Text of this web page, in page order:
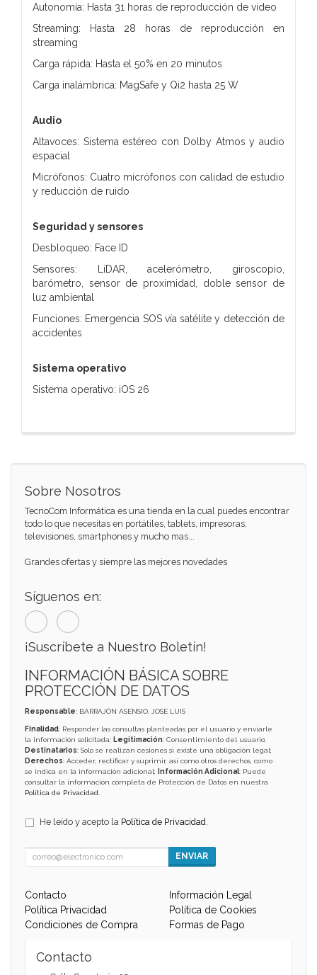
Autonomía: Hasta 31 horas de reproducción de vídeo
Streaming: Hasta 28 horas de reproducción en
streaming
Carga rápida: Hasta el 50% en 20 minutos
Carga inalámbrica: MagSafe y Qi2 hasta 25 W
Audio
Altavoces: Sistema estéreo con Dolby Atmos y audio
espacial
Micrófonos: Cuatro micrófonos con calidad de estudio
y reducción de ruido
Seguridad y sensores
Desbloqueo: Face ID
Sensores: LiDAR, acelerómetro, giroscopio,
barómetro, sensor de proximidad, doble sensor de
luz ambiental
Funciones: Emergencia SOS vía satélite y detección de
accidentes
Sistema operativo
Sistema operativo: iOS 26
Sobre Nosotros
TecnoCom Informática es una tienda en la cual puedes encontrar
todo lo que necesitas en portátiles, tablets, impresoras,
televisiones, smartphones y mucho mas...
Grandes ofertas y siempre las mejores novedades
Síguenos en:
¡Suscríbete a Nuestro Boletín!
INFORMACIÓN BÁSICA SOBRE
PROTECCIÓN DE DATOS
Responsable: BARRAJÓN ASENSIO, JOSE LUIS
Finalidad: Responder las consultas planteadas por el usuario y enviarle
la información solicitada; Legitimación: Consentimiento del usuario;
Destinatarios: Solo se realizan cesiones si existe una obligación legal;
Derechos: Acceder, rectificar y suprimir, así como otros derechos, como
se indica en la información adicional;
Información Adicional: Puede
consultar la información completa de Protección de Datos en nuestra
Política de Privacidad
He leído y acepto la Política de Privacidad
ENVIAR
Contacto
Información Legal
Política Privacidad
Política de Cookies
Condiciones de Compra
Formas de Pago
Contacto